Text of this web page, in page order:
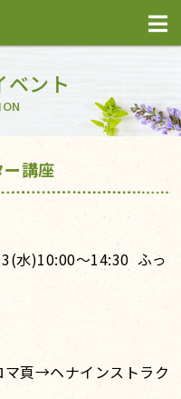
ベント
講座
水)10:00〜14:30 ふっ
マ頁→ヘナインストラク